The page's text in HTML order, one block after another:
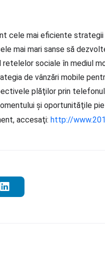
cele mai eficiente
mai mari sanse să
sociale în mediul
de vânzări mobile
plăţilor prin telefonul
şi oportunităţile
accesaţi: http://